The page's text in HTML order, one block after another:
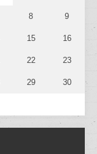
8 9
15 16
22 23
29 30